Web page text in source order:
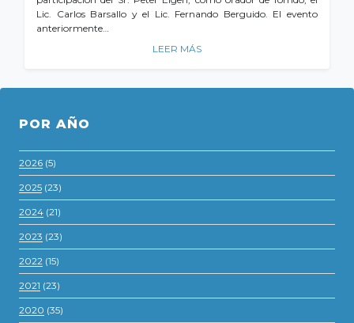
Lic. Carlos Barsallo y el Lic. Fernando Berguido. El evento
anteriormente…
LEER MÁS
POR AÑO
2026 (5)
2025 (23)
2024 (21)
2023 (23)
2022 (15)
2021 (23)
2020 (35)